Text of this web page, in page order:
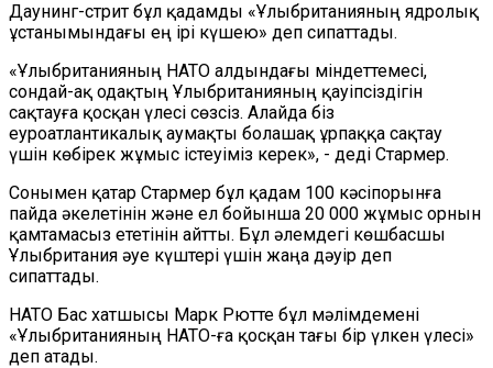
Даунинг-стрит бұл қадамды «Ұлыбританияның ядролық
ұстанымындағы ең ірі күшею» деп сипаттады.
«Ұлыбританияның НАТО алдындағы міндеттемесі,
сондай-ақ одақтың Ұлыбританияның қауіпсіздігін
сақтауға қосқан үлесі сөзсіз. Алайда біз
еуроатлантикалық аумақты болашақ ұрпаққа сақтау
үшін көбірек жұмыс істеуіміз керек», - деді Стармер.
Сонымен қатар Стармер бұл қадам 100 кәсіпорынға
пайда әкелетінін және ел бойынша 20 000 жұмыс орнын
қамтамасыз ететінін айтты. Бұл әлемдегі көшбасшы
Ұлыбритания әуе күштері үшін жаңа дәуір деп
сипаттады.
НАТО Бас хатшысы Марк Рютте бұл мәлімдемені
«Ұлыбританияның НАТО-ға қосқан тағы бір үлкен үлесі»
деп атады.